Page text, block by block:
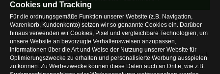
Kundenservice Mein Konto
Versandkosten
Zahlungsarten
Rücksendung
Kaufberatung
Häufige Fragen
Über uns
Unternehmen Blog Jobs & Praktika
Facebook
Osterfeldsee
Archiv Sitemap Kontaktformular
Cookies und Tracking
Für die ordnungsgemäße Funktion unserer Website (z.B. Navigation,
Warenkorb, Kundenkonto) setzen wir so genannte Cookies ein. Darüber
hinaus verwenden wir Cookies, Pixel und vergleichbare Technologien, um
unsere Website an bevorzugte Verhaltensweisen anzupassen,
Informationen über die Art und Weise der Nutzung unserer Website für
Optimierungszwecke zu erhalten und personalisierte Werbung ausspielen
zu können. Zu Werbezwecke können diese Daten auch an Dritte, wie z.B.